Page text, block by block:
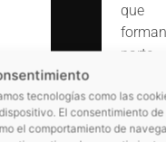
tecnologías como las
El consentimiento de
el comportamiento de
que
forman
parte